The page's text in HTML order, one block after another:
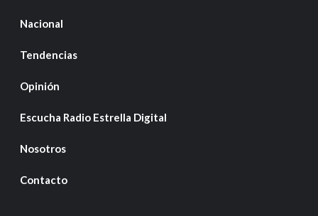
Nacional
Tendencias
Opinión
Escucha Radio Estrella Digital
Nosotros
Contacto